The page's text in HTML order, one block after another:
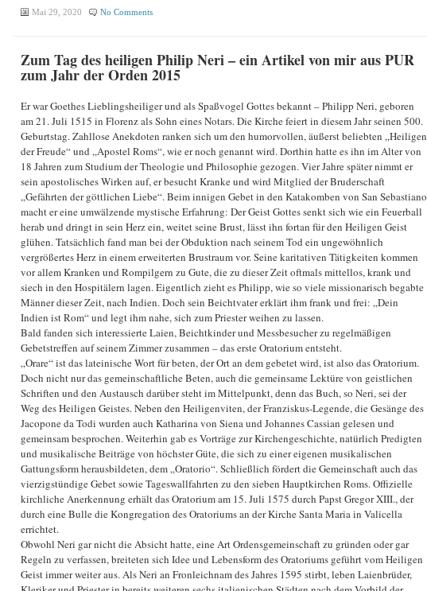
Mai 29, 2020 No Comments
Zum Tag des heiligen Philip Neri – ein Artikel von mir aus PUR
zum Jahr der Orden 2015
Er war Goethes Lieblingsheiliger und als Spaßvogel Gottes bekannt – Philipp Neri, geboren
am 21. Juli 1515 in Florenz als Sohn eines Notars. Die Kirche feiert in diesem Jahr seinen 500.
Geburtstag. Zahllose Anekdoten ranken sich um den humorvollen, äußerst beliebten „Heiligen
der Freude“ und „Apostel Roms“, wie er noch genannt wird. Dorthin hatte es ihn im Alter von
18 Jahren zum Studium der Theologie und Philosophie gezogen. Vier Jahre später nimmt er
sein apostolisches Wirken auf, er besucht Kranke und wird Mitglied der Bruderschaft
„Gefährten der göttlichen Liebe“. Beim innigen Gebet in den Katakomben von San Sebastiano
macht er eine umwälzende mystische Erfahrung: Der Geist Gottes senkt sich wie ein Feuerball
herab und dringt in sein Herz ein, weitet seine Brust, lässt ihn fortan für den Heiligen Geist
glühen. Tatsächlich fand man bei der Obduktion nach seinem Tod ein ungewöhnlich
vergrößertes Herz in einem erweiterten Brustraum vor. Seine karitativen Tätigkeiten kommen
vor allem Kranken und Rompilgern zu Gute, die zu dieser Zeit oftmals mittellos, krank und
siech in den Hospitälern lagen. Eigentlich zieht es Philipp, wie so viele missionarisch begabte
Männer dieser Zeit, nach Indien. Doch sein Beichtvater erklärt ihm frank und frei: „Dein
Indien ist Rom“ und legt ihm nahe, sich zum Priester weihen zu lassen.
Bald fanden sich interessierte Laien, Beichtkinder und Messbesucher zu regelmäßigen
Gebetstreffen auf seinem Zimmer zusammen – das erste Oratorium entsteht.
„Orare“ ist das lateinische Wort für beten, der Ort an dem gebetet wird, ist also das Oratorium.
Doch nicht nur das gemeinschaftliche Beten, auch die gemeinsame Lektüre von geistlichen
Schriften und den Austausch darüber steht im Mittelpunkt, denn das Buch, so Neri, sei der
Weg des Heiligen Geistes. Neben den Heiligenviten, der Franziskus-Legende, die Gesänge des
Jacopone da Todi wurden auch Katharina von Siena und Johannes Cassian gelesen und
gemeinsam besprochen. Weiterhin gab es Vorträge zur Kirchengeschichte, natürlich Predigten
und musikalische Beiträge von höchster Güte, die sich zu einer eigenen musikalischen
Gattungsform herausbildeten, dem „Oratorio“. Schließlich fördert die Gemeinschaft auch das
vierzigstündige Gebet sowie Tageswallfahrten zu den sieben Hauptkirchen Roms. Offizielle
kirchliche Anerkennung erhält das Oratorium am 15. Juli 1575 durch Papst Gregor XIII., der
durch eine Bulle die Kongregation des Oratoriums an der Kirche Santa Maria in Valicella
errichtet.
Obwohl Neri gar nicht die Absicht hatte, eine Art Ordensgemeinschaft zu gründen oder gar
Regeln zu verfassen, breiteten sich Idee und Lebensform des Oratoriums geführt vom Heiligen
Geist immer weiter aus. Als Neri an Fronleichnam des Jahres 1595 stirbt, leben Laienbrüder,